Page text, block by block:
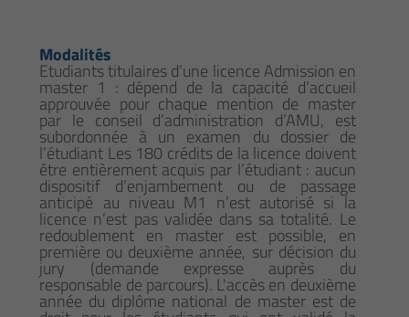
Modalités
Etudiants titulaires d’une licence Admission en
master 1 : dépend de la capacité d’accueil
approuvée pour chaque mention de master
par le conseil d’administration d’AMU, est
subordonnée à un examen du dossier de
l’étudiant Les 180 crédits de la licence doivent
être entièrement acquis par l’étudiant : aucun
dispositif d’enjambement ou de passage
anticipé au niveau M1 n’est autorisé si la
licence n’est pas validée dans sa totalité. Le
redoublement en master est possible, en
première ou deuxième année, sur décision du
jury (demande expresse auprès du
responsable de parcours). L'accès en deuxième
année du diplôme national de master est de